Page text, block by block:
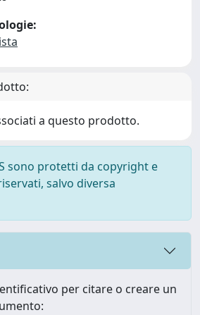
a questo prodotto.
sono protetti da copyright e
salvo diversa
per citare o creare un